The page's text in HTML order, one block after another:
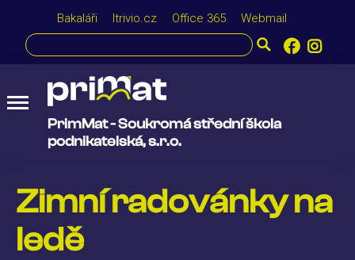
Bakaláři Itrivio.cz Office 365 Webmail
PrimMat - Soukromá střední škola
podnikatelská, s.r.o.
Zimní radovánky na
ledě